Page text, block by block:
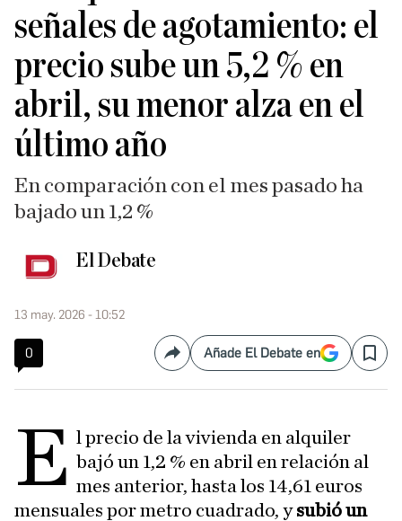
señales de agotamiento: el
precio sube un 5,2 % en
abril, su menor alza en el
último año
En comparación con el mes pasado ha
bajado un 1,2 %
El Debate
13 may. 2026 - 10:52
0 CompartirAñade El Debate en Save
E l precio de la vivienda en alquiler
bajó un 1,2 % en abril en relación al
mes anterior, hasta los 14,61 euros
mensuales por metro cuadrado, ysubió un